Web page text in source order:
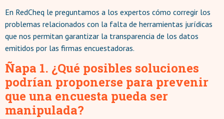
En RedCheq le preguntamos a los expertos cómo corregir los
problemas relacionados con la falta de herramientas jurídicas
que nos permitan garantizar la transparencia de los datos
emitidos por las firmas encuestadoras.
Ñapa 1. ¿Qué posibles soluciones
podrían proponerse para prevenir
que una encuesta pueda ser
manipulada?